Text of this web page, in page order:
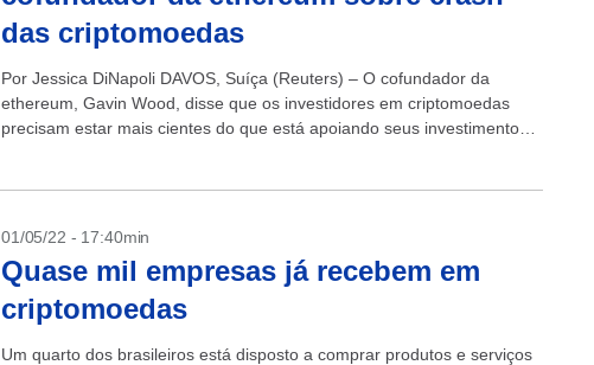
das criptomoedas
Por Jessica DiNapoli DAVOS, Suíça (Reuters) – O cofundador da
ethereum, Gavin Wood, disse que os investidores em criptomoedas
precisam estar mais cientes do que está apoiando seus investimentos
01/05/22 - 17:40min
Quase mil empresas já recebem em
criptomoedas
Um quarto dos brasileiros está disposto a comprar produtos e serviços